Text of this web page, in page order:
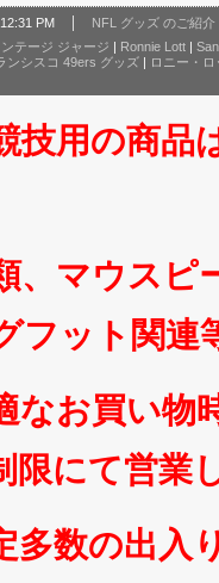
PM
NFL グッズ のご紹介
テージ ジャージ | Ronnie Lott |
ンシスコ 49ers グッズ | ロニー・ロ
技用の商品
、マウスピ
フット関連
なお買い物
限にて営業
多数の出入